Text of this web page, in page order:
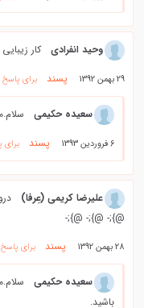
وحید انفرادی کار
29 بهمن 1392 پسند برای
سعیده حکیمی
6 فروردین 1393 پسند برای
علیرضا کریمی (عِرفا)
@};- @};- @};-
28 بهمن 1392 پسند برای
سعیده حکیمی
باشید.